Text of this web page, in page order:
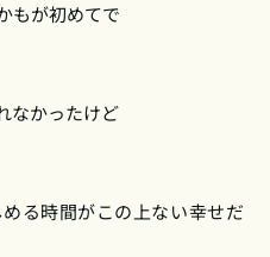
もが初めてで
なかったけど
る時間がこの上ない幸せだ